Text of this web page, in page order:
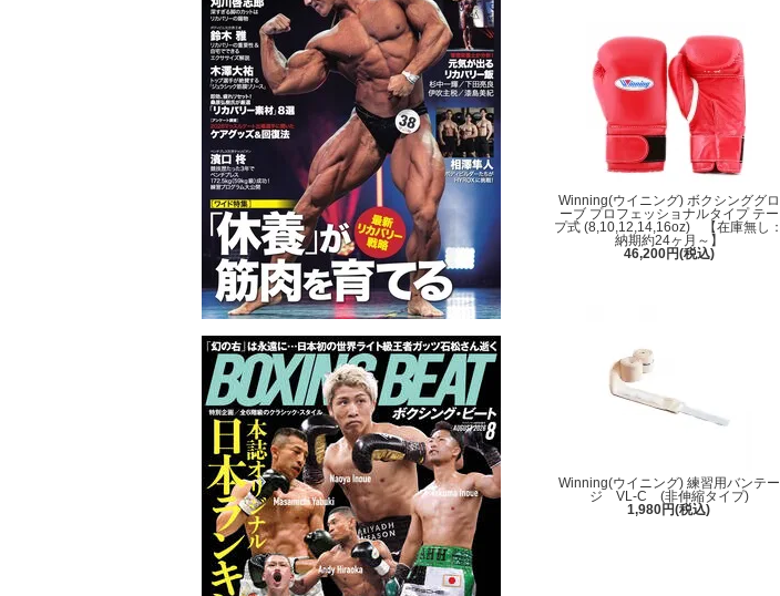
Winning(ウイニング) ボクシンググロ
ーブ プロフェッショナルタイプ テー
プ式 (8,10,12,14,16oz) 【在庫無し：
納期約24ヶ月～】
46,200円(税込)
Winning(ウイニング) 練習用バンテー
ジ VL-C (非伸縮タイプ)
1,980円(税込)